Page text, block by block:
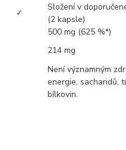
✓
Složení v
(2 kapsle)
500 mg (625 %*)
214 mg
Není významným
energie, sacharidů,
bílkovin.